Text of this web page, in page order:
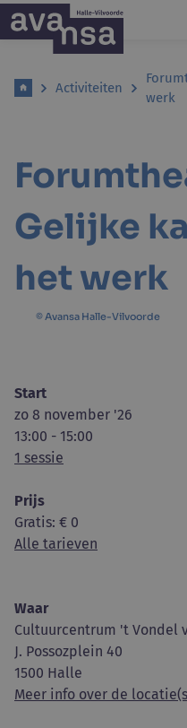
Activiteiten
werk
Gelijke
het werk
© Avansa Halle-Vilvoorde
Start
zo 8 november '26
13:00 - 15:00
1 sessie
Prijs
Gratis: € 0
Alle tarieven
Waar
Cultuurcentrum 't Vondel
J. Possozplein 40
1500 Halle
Meer info over de